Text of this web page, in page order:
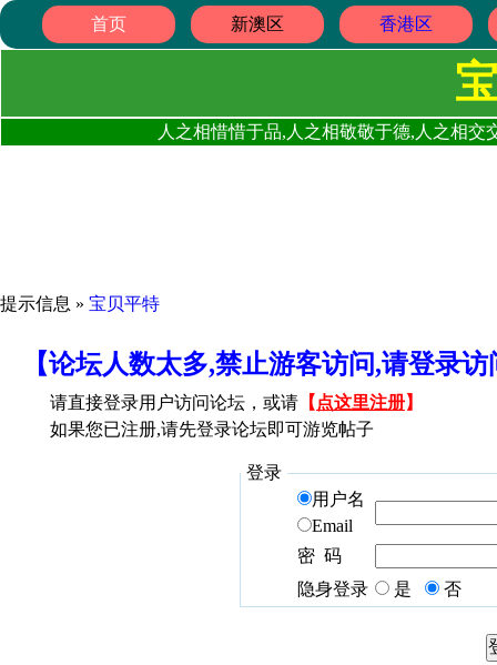
首页 新澳区 香港区
人之相惜惜于品,人之相敬敬于德,人之相
提示信息 » 宝贝平特
【论坛人数太多,禁止游客访问,请登录
请直接登录用户访问论坛，或请 【 点这里注册】
如果您已注册,请先登录论坛即可游览帖子
登录
用户名
Email
密 码
隐身登录
是 否